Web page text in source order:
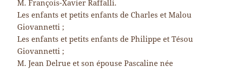
M. François-Xavier Raffalli.
Les enfants et petits enfants de Charles et Malou
Giovannetti ;
Les enfants et petits enfants de Philippe et Tésou
Giovannetti ;
M. Jean Delrue et son épouse Pascaline née